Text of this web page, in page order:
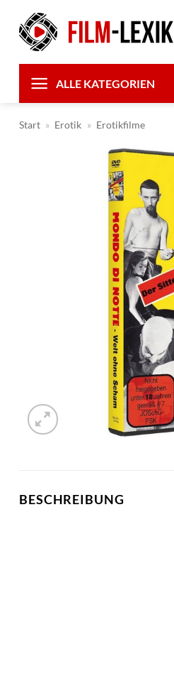
Inhalt
springen
ALLE KATEGORIEN
Start » Erotik » Erotikfilme
BESCHREIBUNG